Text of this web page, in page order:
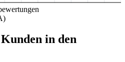
in den